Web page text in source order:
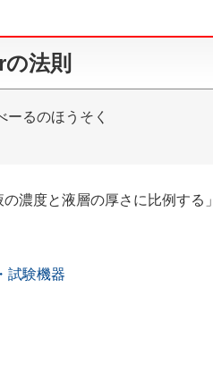
法則
ーるのほうそく
濃度と液層の厚さに比例する」
試験機器